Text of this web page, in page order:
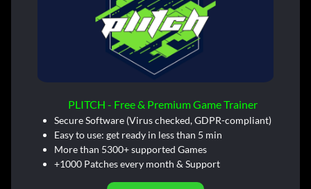
PLITCH - Free & Premium Game Trainer
Secure Software (Virus checked, GDPR-compliant)
Easy to use: get ready in less than 5 min
More than 5300+ supported Games
+1000 Patches every month & Support